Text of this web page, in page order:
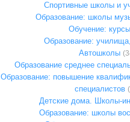
Спортивные школы и
Образование: школы
Обучение: курсы
Образование:
Автошколы
Образование среднее
Образование: повышение
специалистов
Детские дома. Школы-
Образование: школы